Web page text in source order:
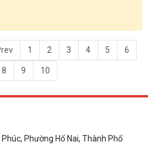
1 2 3 4 5 6
8 9 10
Phường Hố Nai, Thành Phố